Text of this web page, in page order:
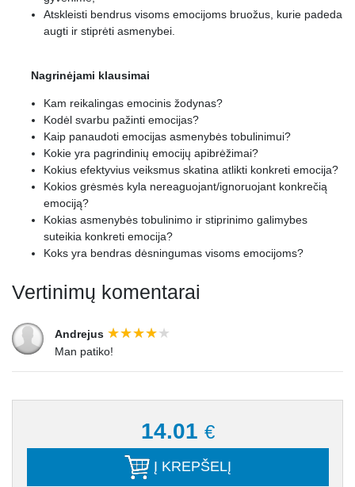
Atskleisti bendrus visoms emocijoms bruožus, kurie padeda
augti ir stiprėti asmenybei.
Nagrinėjami klausimai
Kam reikalingas emocinis žodynas?
Kodėl svarbu pažinti emocijas?
Kaip panaudoti emocijas asmenybės tobulinimui?
Kokie yra pagrindinių emocijų apibrėžimai?
Kokius efektyvius veiksmus skatina atlikti konkreti emocija?
Kokios grėsmės kyla nereaguojant/ignoruojant konkrečią
emociją?
Kokias asmenybės tobulinimo ir stiprinimo galimybes
suteikia konkreti emocija?
Koks yra bendras dėsningumas visoms emocijoms?
Vertinimų komentarai
Andrejus
Man patiko!
14.01 €
Į KREPŠELĮ